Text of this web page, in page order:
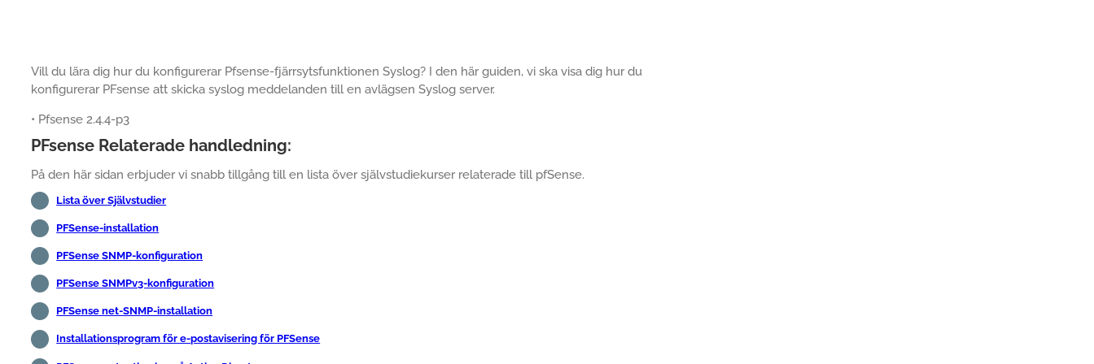
Vill du lära dig hur du konfigurerar Pfsense-fjärrsytsfunktionen Syslog? I den här guiden, vi ska visa dig hur du
konfigurerar PFsense att skicka syslog meddelanden till en avlägsen Syslog server.
• Pfsense 2.4.4-p3
PFsense Relaterade handledning:
På den här sidan erbjuder vi snabb tillgång till en lista över självstudiekurser relaterade till pfSense.
Lista över Självstudier
PFSense-installation
PFSense SNMP-konfiguration
PFSense SNMPv3-konfiguration
PFSense net-SNMP-installation
Installationsprogram för e-postavisering för PFSense